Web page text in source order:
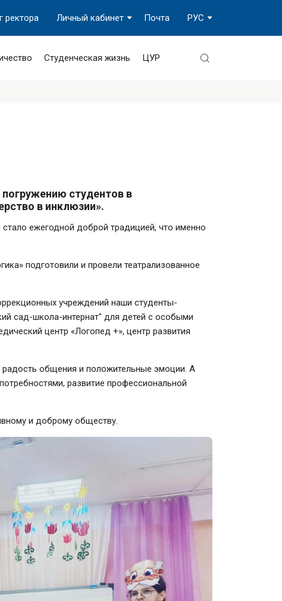
РУС
Почта
Личный кабинет
ректора
Студенческая жизнь ЦУР
студентов в
в инклюзии».
ежегодной доброй традицией, что именно
подготовили и провели театрализованное
учреждений наши студенты-
сад-школа-интернат" для детей с особыми
центр «Логопед +», центр развития
общения и положительные эмоции. А
развитие профессиональной
и доброму обществу.